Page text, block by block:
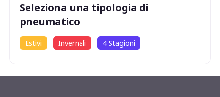
Seleziona una tipologia di
pneumatico
Estivi Invernali 4 Stagioni